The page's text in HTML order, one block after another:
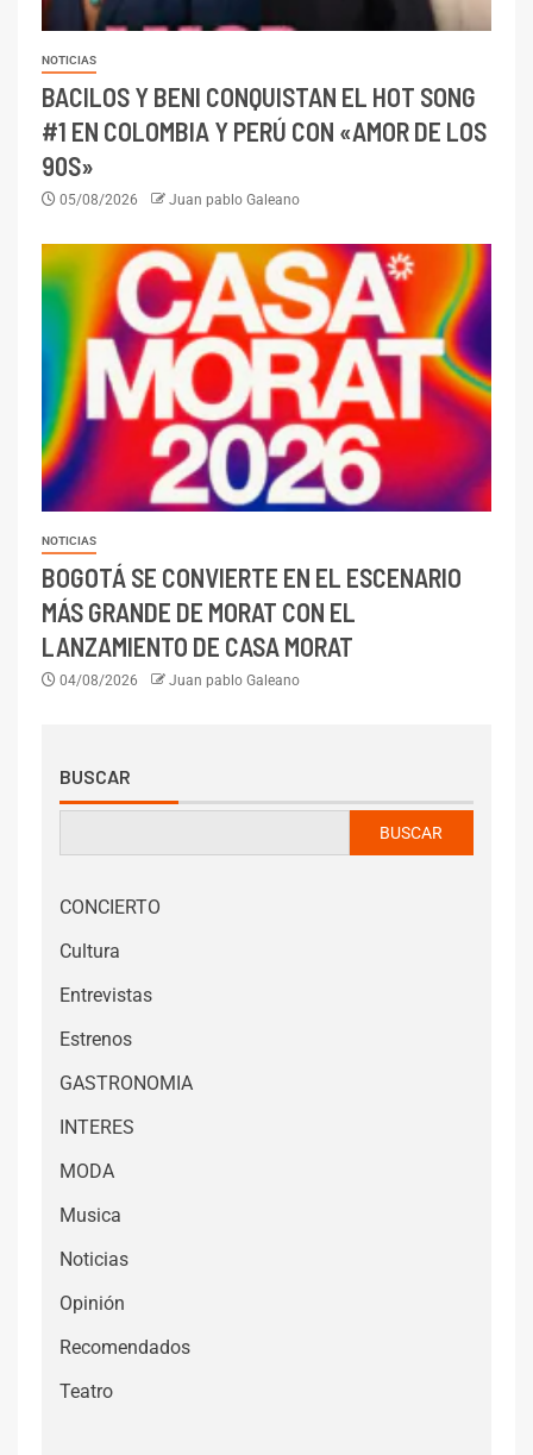
NOTICIAS
BACILOS Y BENI CONQUISTAN EL HOT SONG
#1 EN COLOMBIA Y PERÚ CON «AMOR DE LOS
90S»
05/08/2026 Juan pablo Galeano
NOTICIAS
BOGOTÁ SE CONVIERTE EN EL ESCENARIO
MÁS GRANDE DE MORAT CON EL
LANZAMIENTO DE CASA MORAT
04/08/2026 Juan pablo Galeano
BUSCAR
BUSCAR
CONCIERTO
Cultura
Entrevistas
Estrenos
GASTRONOMIA
INTERES
MODA
Musica
Noticias
Opinión
Recomendados
Teatro